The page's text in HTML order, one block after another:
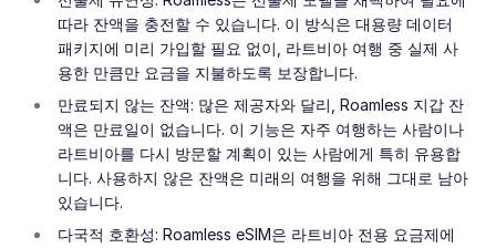
따라 잔액을 충전할 수 있습니다. 이 방식은 대용량 데이터
패키지에 미리 가입할 필요 없이, 라트비아 여행 중 실제 사
용한 만큼만 요금을 지불하도록 보장합니다.
만료되지 않는 잔액: 많은 제공자와 달리, Roamless 지갑 잔
액은 만료일이 없습니다. 이 기능은 자주 여행하는 사람이나
라트비아를 다시 방문할 계획이 있는 사람에게 특히 유용합
니다. 사용하지 않은 잔액은 미래의 여행을 위해 그대로 남아
있습니다.
다국적 호환성: Roamless eSIM은 라트비아 전용 요금제에